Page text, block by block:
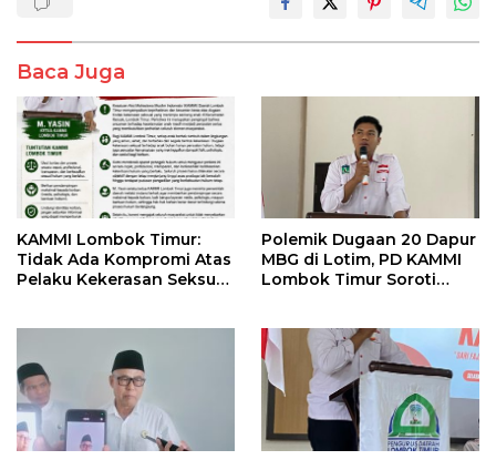
Baca Juga
KAMMI Lombok Timur:
Tidak Ada Kompromi Atas
Pelaku Kekerasan Seksual,
Polemik Dugaan 20 Dapur
MBG di Lotim, PD KAMMI
Lombok Timur Soroti